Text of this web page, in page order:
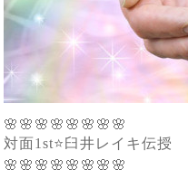
🌸🌸🌸🌸🌸🌸🌸🌸
対面1st⭐️臼井レイキ伝授
🌸🌸🌸🌸🌸🌸🌸🌸